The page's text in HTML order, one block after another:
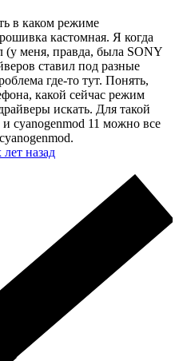
в каком режиме
кастомная. Я когда
(у меня, правда, была SONY
ставил под разные
где-то тут. Понять,
какой сейчас режим
искать. Для такой
cyanogenmod 11 можно все
лет назад